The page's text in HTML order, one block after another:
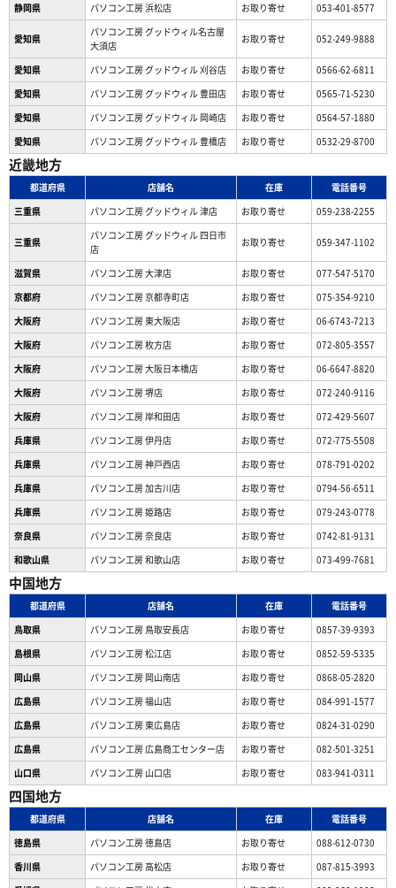
静岡県
パソコン工房 浜松店 お取り寄せ 053-401-8577
愛知県
パソコン工房 グッドウィル名古屋
大須店
お取り寄せ 052-249-9888
愛知県 パソコン工房 グッドウィル 刈谷店 お取り寄せ
0566-62-6811
愛知県
パソコン工房 グッドウィル 豊田店 お取り寄せ
0565-71-5230
愛知県
パソコン工房 グッドウィル 岡崎店 お取り寄せ
0564-57-1880
愛知県
パソコン工房 グッドウィル 豊橋店 お取り寄せ 0532-29-8700
近畿地方
都道府県 店舗名 在庫
電話番号
三重県
パソコン工房 グッドウィル 津店 お取り寄せ 059-238-2255
三重県
パソコン工房 グッドウィル 四日市
店
お取り寄せ 059-347-1102
滋賀県 パソコン工房 大津店 お取り寄せ
077-547-5170
京都府
パソコン工房 京都寺町店 お取り寄せ
075-354-9210
大阪府
パソコン工房 東大阪店 お取り寄せ
06-6743-7213
大阪府
パソコン工房 枚方店 お取り寄せ
072-805-3557
大阪府
パソコン工房 大阪日本橋店 お取り寄せ
06-6647-8820
大阪府
パソコン工房 堺店 お取り寄せ
072-240-9116
大阪府
パソコン工房 岸和田店 お取り寄せ
072-429-5607
兵庫県
パソコン工房 伊丹店 お取り寄せ
072-775-5508
兵庫県
パソコン工房 神戸西店 お取り寄せ
078-791-0202
兵庫県
パソコン工房 加古川店 お取り寄せ
0794-56-6511
兵庫県
パソコン工房 姫路店 お取り寄せ
079-243-0778
奈良県
パソコン工房 奈良店 お取り寄せ
0742-81-9131
和歌山県
パソコン工房 和歌山店 お取り寄せ 073-499-7681
中国地方
都道府県 店舗名 在庫
電話番号
鳥取県
パソコン工房 鳥取安長店 お取り寄せ
0857-39-9393
島根県
パソコン工房 松江店 お取り寄せ
0852-59-5335
岡山県
パソコン工房 岡山南店 お取り寄せ
0868-05-2820
広島県
パソコン工房 福山店 お取り寄せ
084-991-1577
広島県
パソコン工房 東広島店 お取り寄せ
0824-31-0290
広島県
パソコン工房 広島商工センター店 お取り寄せ
082-501-3251
山口県
パソコン工房 山口店 お取り寄せ 083-941-0311
四国地方
都道府県 店舗名 在庫
電話番号
徳島県
パソコン工房 徳島店 お取り寄せ
088-612-0730
香川県
パソコン工房 高松店 お取り寄せ
087-815-3993